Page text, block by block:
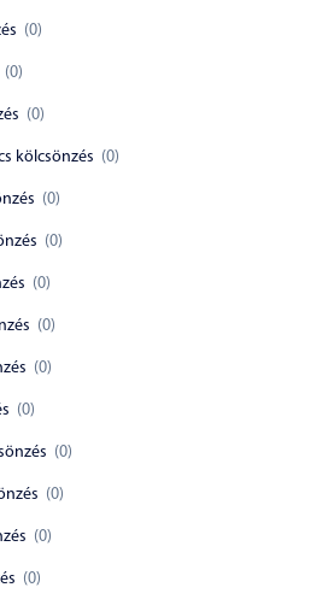
(0)
(0)
(0)
kölcsönzés (0)
(0)
(0)
(0)
(0)
(0)
(0)
(0)
(0)
(0)
(0)